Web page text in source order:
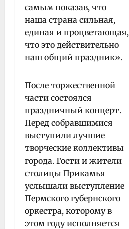
самым показав, что
наша страна сильная,
единая и процветающая,
что это действительно
наш общий праздник».
После торжественной
части состоялся
праздничный концерт.
Перед собравшимися
выступили лучшие
творческие коллективы
города. Гости и жители
столицы Прикамья
услышали выступление
Пермского губернского
оркестра, которому в
этом году исполняется